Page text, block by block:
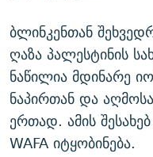
ბლინკენთან
ღაზა პალესტინის
ნაწილია მდინარე
ნაპირთან და
ერთად. ამის
WAFA იტყობინება.